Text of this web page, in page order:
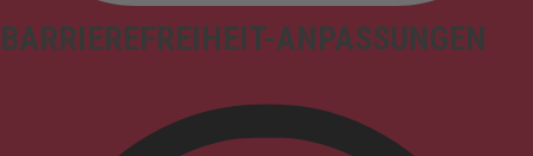
BARRIEREFREIHEIT-ANPASSUNGEN